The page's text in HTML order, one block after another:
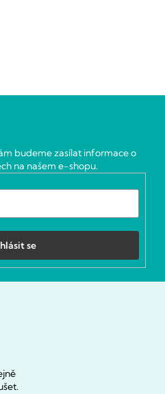
budeme zasílat informace o
na našem e-shopu.
se